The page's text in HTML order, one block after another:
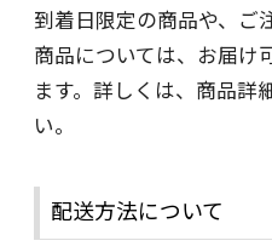
到着日限定の商品や、ご
商品については、お届け
ます。詳しくは、商品詳
い。
配送方法について